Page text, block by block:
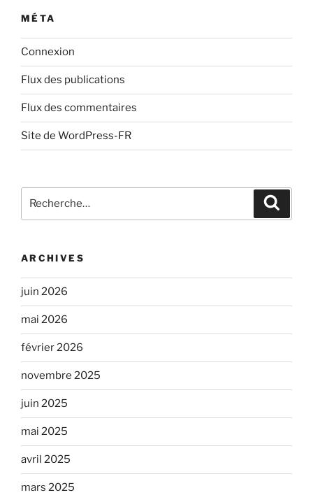
MÉTA
Connexion
Flux des publications
Flux des commentaires
Site de WordPress-FR
pour
ARCHIVES
juin 2026
mai 2026
février 2026
novembre 2025
juin 2025
mai 2025
avril 2025
mars 2025